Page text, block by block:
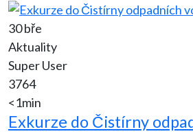
30 bře
Aktuality
Super User
3764
<1min
Exkurze do Čistírny